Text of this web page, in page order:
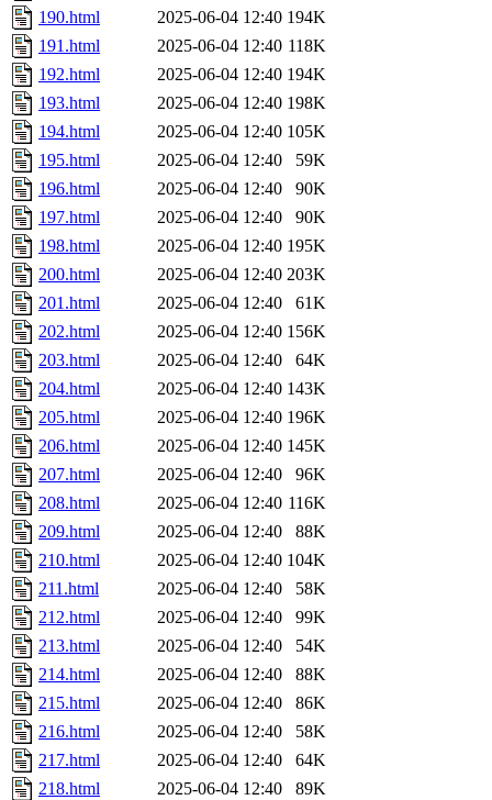
190.html
2025-06-04 12:40 194K
191.html
2025-06-04 12:40 118K
192.html
2025-06-04 12:40 194K
193.html
2025-06-04 12:40 198K
194.html
2025-06-04 12:40 105K
195.html
2025-06-04 12:40
59K
196.html
2025-06-04 12:40
90K
197.html
2025-06-04 12:40
90K
198.html
2025-06-04 12:40 195K
200.html
2025-06-04 12:40 203K
201.html
2025-06-04 12:40
61K
202.html
2025-06-04 12:40 156K
203.html
2025-06-04 12:40
64K
204.html
2025-06-04 12:40 143K
205.html
2025-06-04 12:40 196K
206.html
2025-06-04 12:40 145K
207.html
2025-06-04 12:40
96K
208.html
2025-06-04 12:40 116K
209.html
2025-06-04 12:40
88K
210.html
2025-06-04 12:40 104K
211.html
2025-06-04 12:40
58K
212.html
2025-06-04 12:40
99K
213.html
2025-06-04 12:40
54K
214.html
2025-06-04 12:40
88K
215.html
2025-06-04 12:40
86K
216.html
2025-06-04 12:40
58K
217.html
2025-06-04 12:40
64K
218.html
2025-06-04 12:40
89K